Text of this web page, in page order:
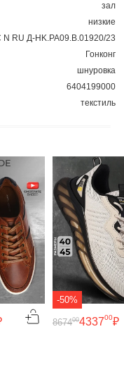
зал
низкие
RU Д-HK.РА09.В.01920/23
Гонконг
шнуровка
6404199000
текстиль
-50%
433700₽
867400